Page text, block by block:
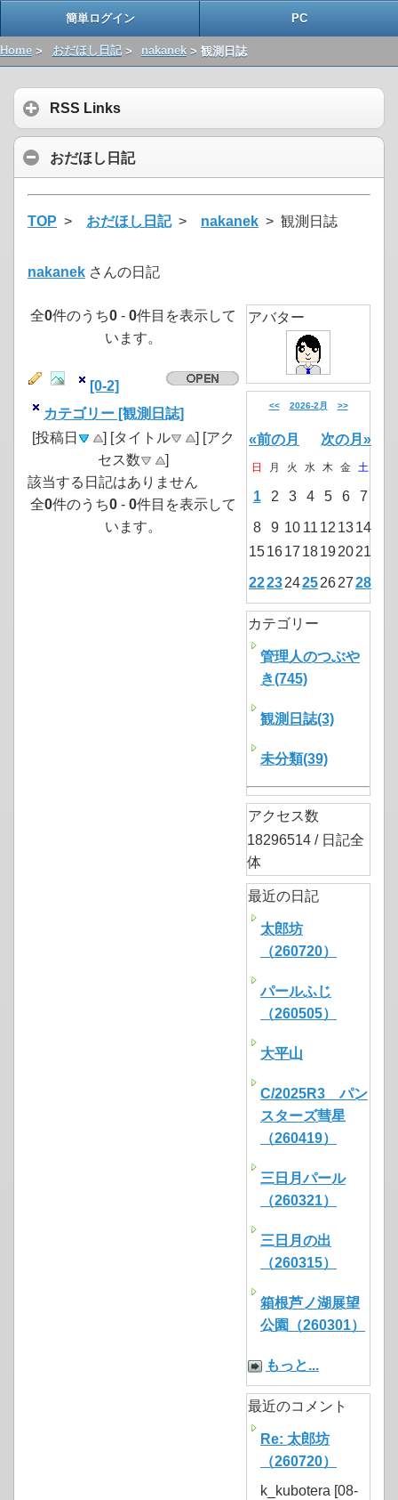
簡単ログイン PC
Home > おだほし日記> nakanek > 観測日誌
RSS Links
おだほし日記
TOP > おだほし日記> nakanek > 観測日誌
nakanek さんの日記
全0件のうち0 - 0件目を表示して
います。
[0-2]
カテゴリー [観測日誌]
[投稿日
] [タイトル
] [アク
セス数
]
該当する日記はありません
全0件のうち0 - 0件目を表示して
います。
アバター
<< 2026-2月 >>
«前の月 次の月»
日 月 火 水 木 金 土
1 2 3 4 5 6 7
8 9 10 11 12 1314
151617 18192021
22232425262728
カテゴリー
管理人のつぶや
き(745)
観測日誌(3)
未分類(39)
アクセス数
18296514 / 日記全
体
最近の日記
太郎坊
（260720）
パールふじ
（260505）
大平山
C/2025R3 パン
スターズ彗星
（260419）
三日月パール
（260321）
三日月の出
（260315）
箱根芦ノ湖展望
公園（260301）
もっと...
最近のコメント
Re: 太郎坊
（260720）
k_kubotera [08-